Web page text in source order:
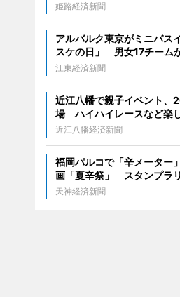
姫路経済新聞
アルバルク東京がミニバス
スケの日」 男女17チーム
江東経済新聞
近江八幡で親子イベント、
場 ハイハイレースなど楽
近江八幡経済新聞
福岡パルコで「辛メーター
画「夏辛祭」 スタンプラ
天神経済新聞